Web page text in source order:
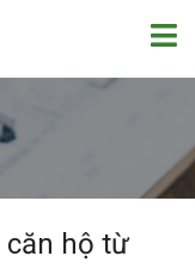
căn hộ từ